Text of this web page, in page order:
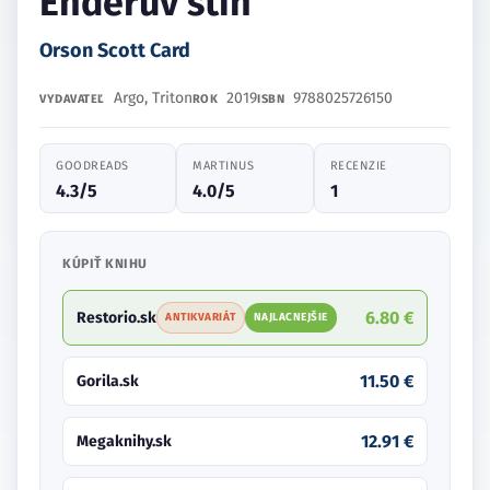
Orson Scott Card
VYDAVATEĽ Argo, TritonROK 2019ISBN 9788025726150
GOODREADS
4.3/5
MARTINUS
4.0/5
RECENZIE
1
KÚPIŤ KNIHU
Restorio.sk ANTIKVARIÁT NAJLACNEJŠIE 6.80 €
Gorila.sk 11.50 €
Megaknihy.sk 12.91 €